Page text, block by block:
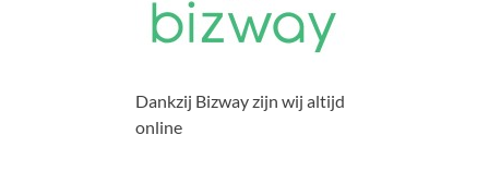
Dankzij Bizway zijn wij altijd
online